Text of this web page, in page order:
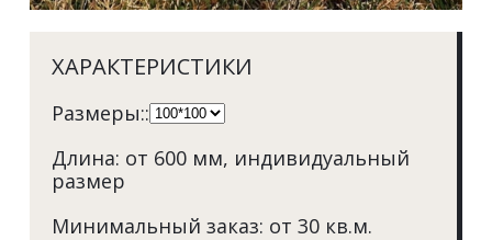
ХАРАКТЕРИСТИКИ
Размеры::
Длина: от 600 мм, индивидуальный
размер
Минимальный заказ: от 30 кв.м.